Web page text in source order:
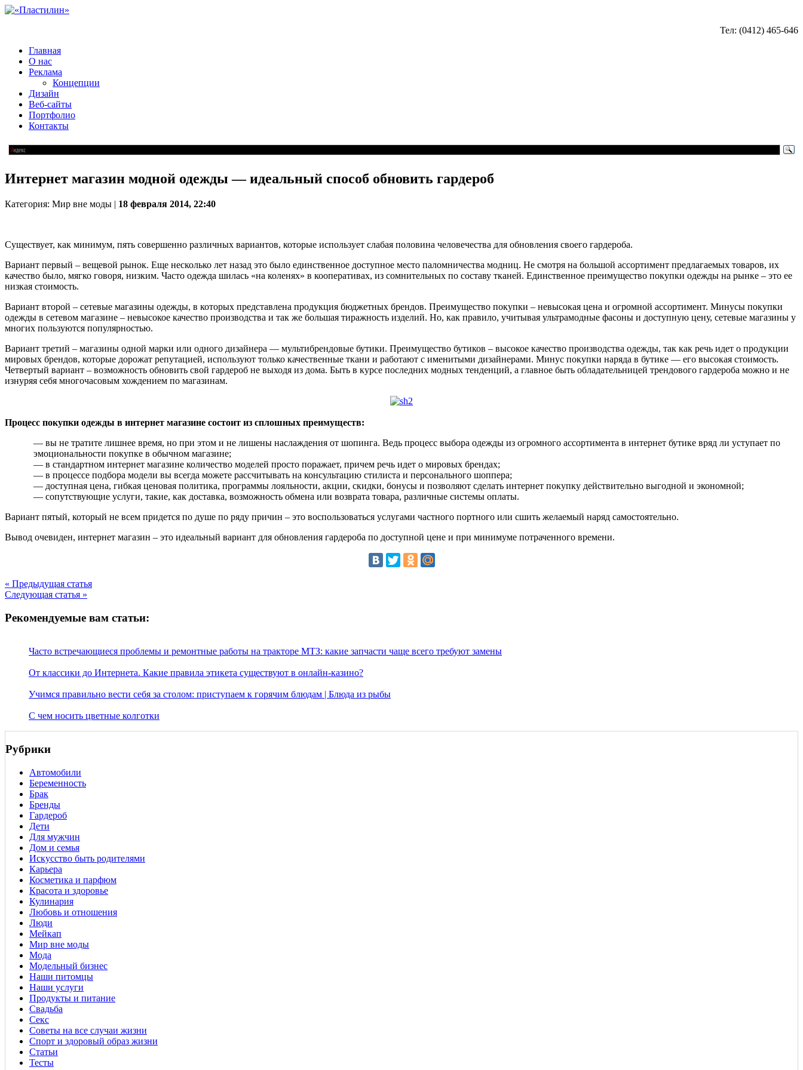
Тел: (0412) 465-646
Главная
О нас
Реклама
Концепции
Дизайн
Веб-сайты
Портфолио
Контакты
Интернет магазин модной одежды — идеальный способ обновить гардероб
Категория: Мир вне моды | 18 февраля 2014, 22:40
Существует, как минимум, пять совершенно различных вариантов, которые использует слабая половина человечества для обновления своего гардероба.
Вариант первый – вещевой рынок. Еще несколько лет назад это было единственное доступное место паломничества модниц. Не смотря на большой ассортимент предлагаемых товаров, их
качество было, мягко говоря, низким. Часто одежда шилась «на коленях» в кооперативах, из сомнительных по составу тканей. Единственное преимущество покупки одежды на рынке – это ее
низкая стоимость.
Вариант второй – сетевые магазины одежды, в которых представлена продукция бюджетных брендов. Преимущество покупки – невысокая цена и огромной ассортимент. Минусы покупки
одежды в сетевом магазине – невысокое качество производства и так же большая тиражность изделий. Но, как правило, учитывая ультрамодные фасоны и доступную цену, сетевые магазины у
многих пользуются популярностью.
Вариант третий – магазины одной марки или одного дизайнера — мультибрендовые бутики. Преимущество бутиков – высокое качество производства одежды, так как речь идет о продукции
мировых брендов, которые дорожат репутацией, используют только качественные ткани и работают с именитыми дизайнерами. Минус покупки наряда в бутике — его высокая стоимость.
Четвертый вариант – возможность обновить свой гардероб не выходя из дома. Быть в курсе последних модных тенденций, а главное быть обладательницей трендового гардероба можно и не
изнуряя себя многочасовым хождением по магазинам.
Процесс покупки одежды в интернет магазине состоит из сплошных преимуществ:
— вы не тратите лишнее время, но при этом и не лишены наслаждения от шопинга. Ведь процесс выбора одежды из огромного ассортимента в интернет бутике вряд ли уступает по
эмоциональности покупке в обычном магазине;
— в стандартном интернет магазине количество моделей просто поражает, причем речь идет о мировых брендах;
— в процессе подбора модели вы всегда можете рассчитывать на консультацию стилиста и персонального шоппера;
— доступная цена, гибкая ценовая политика, программы лояльности, акции, скидки, бонусы и позволяют сделать интернет покупку действительно выгодной и экономной;
— сопутствующие услуги, такие, как доставка, возможность обмена или возврата товара, различные системы оплаты.
Вариант пятый, который не всем придется по душе по ряду причин – это воспользоваться услугами частного портного или сшить желаемый наряд самостоятельно.
Вывод очевиден, интернет магазин – это идеальный вариант для обновления гардероба по доступной цене и при минимуме потраченного времени.
« Предыдущая статья
Следующая статья »
Рекомендуемые вам статьи:
Часто встречающиеся проблемы и ремонтные работы на тракторе МТЗ: какие запчасти чаще всего требуют замены
От классики до Интернета. Какие правила этикета существуют в онлайн-казино?
Учимся правильно вести себя за столом: приступаем к горячим блюдам | Блюда из рыбы
С чем носить цветные колготки
Рубрики
Автомобили
Беременность
Брак
Бренды
Гардероб
Дети
Для мужчин
Дом и семья
Искусство быть родителями
Карьера
Косметика и парфюм
Красота и здоровье
Кулинария
Любовь и отношения
Люди
Мейкап
Мир вне моды
Мода
Модельный бизнес
Наши питомцы
Наши услуги
Продукты и питание
Свадьба
Секс
Советы на все случаи жизни
Спорт и здоровый образ жизни
Статьи
Тесты